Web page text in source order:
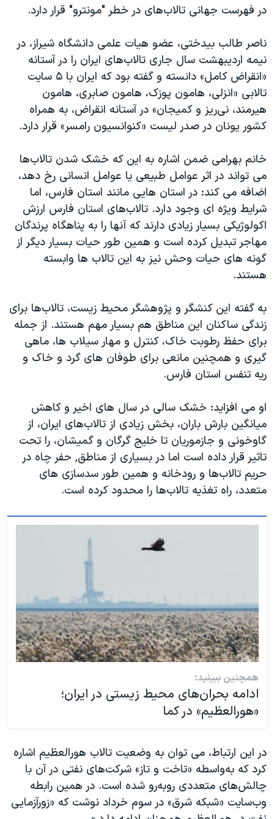
در فهرست جهانی تالاب‌های در خطر "مونترو" قرار دارد.
ناصر طالب بیدختی، عضو هیات علمی دانشگاه شیراز، در
نیمه اردیبهشت‌ سال جاری تالاب‌های ایران را در آستانه
«انقراض کامل» دانسته و گفته بود که ایران با ۵ سایت
تالابی «انزلی، هامون پوزک، هامون صابری، هامون
هیرمند، نی‌ریز و کمیجان» در آستانه انقراض، به همراه
کشور یونان در صدر لیست «کنوانسیون رامسر» قرار دارد.
خانم بهرامی ضمن اشاره به این که خشک شدن تالاب‌ها
می تواند در اثر عوامل طبیعی یا عوامل انسانی رخ دهد،
اضافه می کند: در استان هایی مانند استان فارس، اما
شرایط ویژه ای وجود دارد. تالاب‌های استان فارس ارزش
اکولوژیکی بسیار زیادی دارند که آنها را به پناهگاه پرندگان
مهاجر تبدیل کرده است و همین طور حیات بسیار دیگر از
گونه های حیات وحش نیز به این تالاب ها وابسته
هستند.
به گفته این کنشگر و پژوهشگر محیط زیست، تالاب‌ها برای
زندگی ساکنان این مناطق هم بسیار مهم هستند. از جمله
برای حفظ رطوبت خاک، کنترل و مهار سیلاب ها، ماهی
گیری و همچنین مانعی برای طوفان های گرد و خاک و
ریه تنفس استان فارس.
او می افزاید: خشک سالی در سال های اخیر و کاهش
میانگین بارش باران، بخش زیادی از تالاب‌های ایران، از
گاوخونی و جازموریان تا خلیج گرگان و گمیشان، را تحت
تاثیر قرار داده است اما در بسیاری از مناطق, حفر چاه در
حریم تالاب‌ها و رودخانه و همین طور سدسازی های
متعدد، راه تغذیه تالاب‌ها را محدود کرده است.
همچنین ببینید:
ادامه بحران‌های محیط زیستی در ایران؛
«هورالعظیم» در کما
در این ارتباط، می توان به وضعیت تالاب هورالعظیم اشاره
کرد که به‌واسطه «تاخت و تاز» شرکت‌های نفتی‌ در آن با
چالش‌های متعددی روبه‌رو شده است. در همین رابطه
وب‌سایت «شبکه شرق» در سوم خرداد نوشت که «زورآزمایی